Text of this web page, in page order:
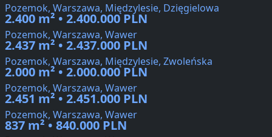
Pozemok, Warszawa, Międzylesie, Dzięgielowa
2.400 m² • 2.400.000 PLN
Pozemok, Warszawa, Wawer
2.437 m² • 2.437.000 PLN
Pozemok, Warszawa, Międzylesie, Zwoleńska
2.000 m² • 2.000.000 PLN
Pozemok, Warszawa, Wawer
2.451 m² • 2.451.000 PLN
Pozemok, Warszawa, Wawer
837 m² • 840.000 PLN